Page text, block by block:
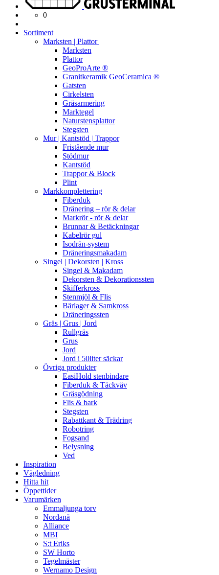
0
Sortiment
Marksten | Plattor
Marksten
Plattor
GeoProArte ®
Granitkeramik GeoCeramica ®
Gatsten
Cirkelsten
Gräsarmering
Marktegel
Naturstensplattor
Stegsten
Mur | Kantstöd | Trappor
Fristående mur
Stödmur
Kantstöd
Trappor & Block
Plint
Markkomplettering
Fiberduk
Dränering – rör & delar
Markrör - rör & delar
Brunnar & Betäckningar
Kabelrör gul
Isodrän-system
Dräneringsmakadam
Singel | Dekorsten | Kross
Singel & Makadam
Dekorsten & Dekorationssten
Skifferkross
Stenmjöl & Flis
Bärlager & Samkross
Dräneringssten
Gräs | Grus | Jord
Rullgräs
Grus
Jord
Jord i 50liter säckar
Övriga produkter
EasiHold stenbindare
Fiberduk & Täckväv
Gräsgödning
Flis & bark
Stegsten
Rabattkant & Trädring
Robotring
Fogsand
Belysning
Ved
Inspiration
Vägledning
Hitta hit
Öppettider
Varumärken
Emmaljunga torv
Nordanå
Alliance
MBI
S:t Eriks
SW Horto
Tegelmäster
Wernamo Design